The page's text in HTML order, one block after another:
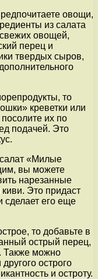
овощи,
из салата
овощей,
перец и
твердых сыров,
то
креветки или
их по
подачей. Это
«Милые
вы можете
нарезанные
киви. Это придаст
сделает его еще
то добавьте в
острый перец,
Также можно
острого
и остроту.